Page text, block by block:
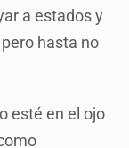
a estados y
hasta no
esté en el ojo